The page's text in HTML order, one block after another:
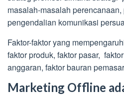
masalah-masalah
pengendalian komunikasi
Faktor-faktor yang
faktor produk, faktor pasar,
anggaran, faktor bauran
Marketing Offline